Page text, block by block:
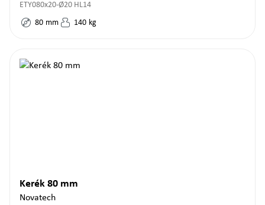
ETY080x20-Ø20 HL14
80 mm 140 kg
Kerék 80 mm
Novatech